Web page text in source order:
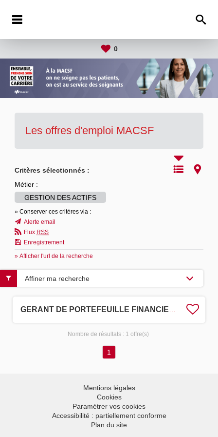
0
Les offres d'emploi MACSF
Critères sélectionnés :
Métier :
GESTION DES ACTIFS
» Conserver ces critères via :
Alerte email
Flux RSS
Enregistrement
» Afficher l'url de la recherche
Affiner ma recherche
Nombre de résultats : 1 offre(s)
1
Mentions légales
Cookies
Paramétrer vos cookies
Accessibilité : partiellement conforme
Plan du site